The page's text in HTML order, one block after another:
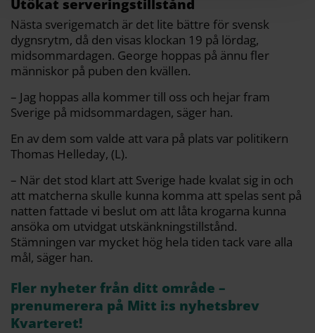
Utökat serveringstillstånd
Nästa sverigematch är det lite bättre för svensk
dygnsrytm, då den visas klockan 19 på lördag,
midsommardagen. George hoppas på ännu fler
människor på puben den kvällen.
– Jag hoppas alla kommer till oss och hejar fram
Sverige på midsommardagen, säger han.
En av dem som valde att vara på plats var politikern
Thomas Helleday, (L).
– När det stod klart att Sverige hade kvalat sig in och
att matcherna skulle kunna komma att spelas sent på
natten fattade vi beslut om att låta krogarna kunna
ansöka om utvidgat utskänkningstillstånd.
Stämningen var mycket hög hela tiden tack vare alla
mål, säger han.
Fler nyheter från ditt område –
prenumerera på Mitt i:s nyhetsbrev
Kvarteret!